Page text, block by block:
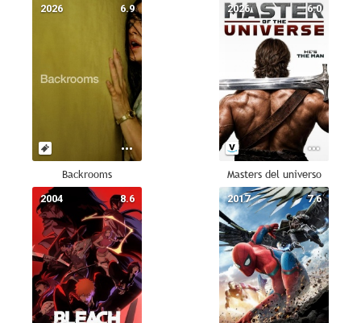
6.9
2026
Backrooms
6.0
2026
Masters del universo
8.6
2004 7.6
2017